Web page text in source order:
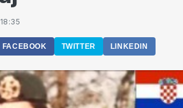
FACEBOOK TWITTER LINKEDIN